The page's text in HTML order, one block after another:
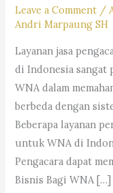
Leave a Comment /
Andri Marpaung SH
Layanan jasa
di Indonesia sangat
WNA dalam
berbeda dengan
Beberapa layanan
untuk WNA di
Pengacara dapat
Bisnis Bagi WNA […]